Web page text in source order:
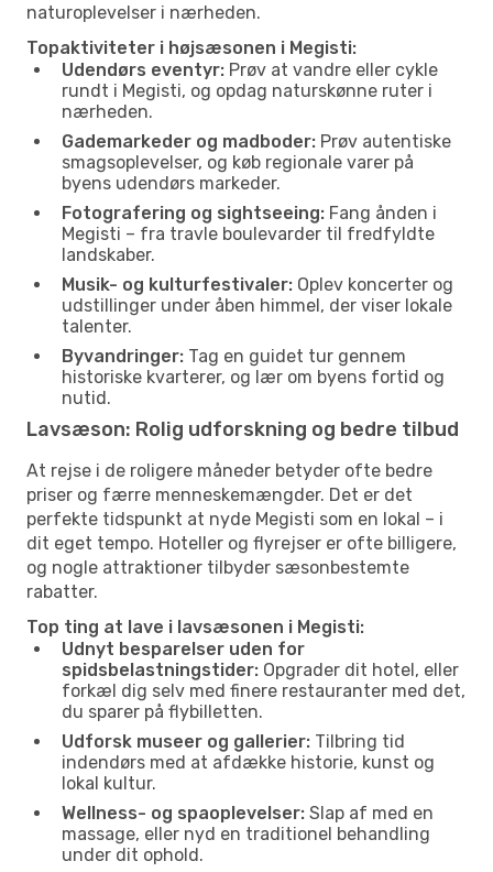
naturoplevelser i nærheden.
Topaktiviteter i højsæsonen i Megisti:
Udendørs eventyr: Prøv at vandre eller cykle
rundt i Megisti, og opdag naturskønne ruter i
nærheden.
Gademarkeder og madboder: Prøv autentiske
smagsoplevelser, og køb regionale varer på
byens udendørs markeder.
Fotografering og sightseeing: Fang ånden i
Megisti – fra travle boulevarder til fredfyldte
landskaber.
Musik- og kulturfestivaler: Oplev koncerter og
udstillinger under åben himmel, der viser lokale
talenter.
Byvandringer: Tag en guidet tur gennem
historiske kvarterer, og lær om byens fortid og
nutid.
Lavsæson: Rolig udforskning og bedre tilbud
At rejse i de roligere måneder betyder ofte bedre
priser og færre menneskemængder. Det er det
perfekte tidspunkt at nyde Megisti som en lokal – i
dit eget tempo. Hoteller og flyrejser er ofte billigere,
og nogle attraktioner tilbyder sæsonbestemte
rabatter.
Top ting at lave i lavsæsonen i Megisti:
Udnyt besparelser uden for
spidsbelastningstider: Opgrader dit hotel, eller
forkæl dig selv med finere restauranter med det,
du sparer på flybilletten.
Udforsk museer og gallerier: Tilbring tid
indendørs med at afdække historie, kunst og
lokal kultur.
Wellness- og spaoplevelser: Slap af med en
massage, eller nyd en traditionel behandling
under dit ophold.